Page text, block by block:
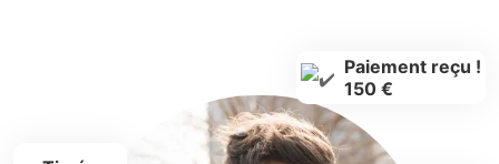
Paiement reçu !
150 €